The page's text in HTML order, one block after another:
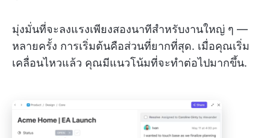
มุ่งมั่นที่จะลงแรงเพียงสองนาทีสำหรับงานใหญ่ ๆ —
หลายครั้ง การเริ่มต้นคือส่วนที่ยากที่สุด. เมื่อคุณเริ่ม
เคลื่อนไหวแล้ว คุณมีแนวโน้มที่จะทำต่อไปมากขึ้น.